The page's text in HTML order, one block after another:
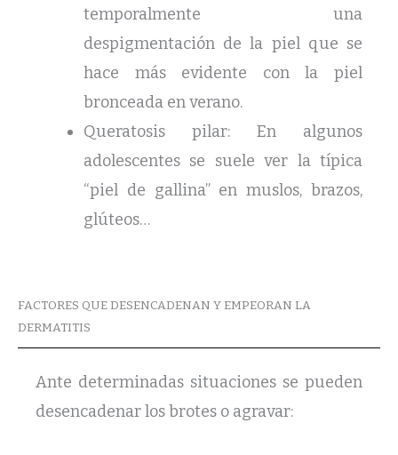
temporalmente una
despigmentación de la piel que se
hace más evidente con la piel
bronceada en verano.
Queratosis pilar: En algunos
adolescentes se suele ver la típica
“piel de gallina” en muslos, brazos,
glúteos…
FACTORES QUE DESENCADENAN Y EMPEORAN LA
DERMATITIS
Ante determinadas situaciones se pueden
desencadenar los brotes o agravar: